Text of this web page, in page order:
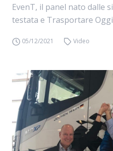
EvenT, il panel nato dalle
testata e Trasportare
05/12/2021 Video